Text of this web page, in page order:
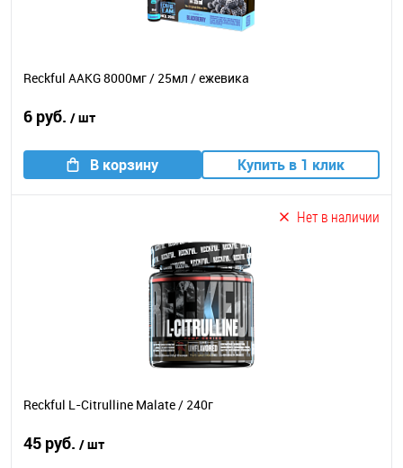
Reckful AAKG 8000мг / 25мл / ежевика
6 руб. / шт
В корзину Купить в 1 клик
Нет в наличии
Reckful L-Citrulline Malate / 240г
45 руб. / шт